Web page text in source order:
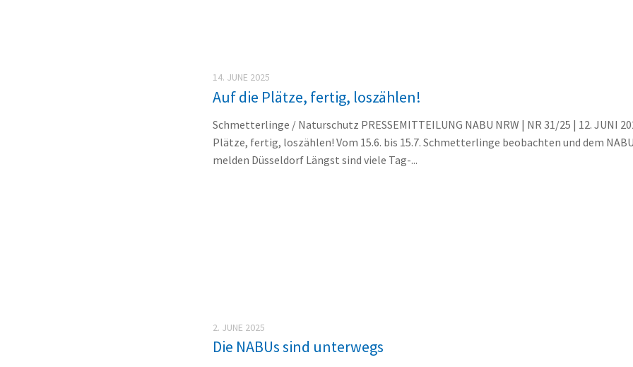
14. JUNE 2025
Auf die Plätze, fertig, loszählen!
Schmetterlinge / Naturschutz PRESSEMITTEILUNG NABU NRW | NR 31/25 | 12. JUNI
Plätze, fertig, loszählen! Vom 15.6. bis 15.7. Schmetterlinge beobachten und dem
melden Düsseldorf Längst sind viele Tag-...
2. JUNE 2025
Die NABUs sind unterwegs